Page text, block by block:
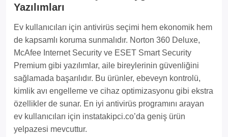
Yazılımları
Ev kullanıcıları için antivirüs seçimi hem ekonomik hem
de kapsamlı koruma sunmalıdır. Norton 360 Deluxe,
McAfee Internet Security ve ESET Smart Security
Premium gibi yazılımlar, aile bireylerinin güvenliğini
sağlamada başarılıdır. Bu ürünler, ebeveyn kontrolü,
kimlik avı engelleme ve cihaz optimizasyonu gibi ekstra
özellikler de sunar. En iyi antivirüs programını arayan
ev kullanıcıları için instatakipci.co’da geniş ürün
yelpazesi mevcuttur.